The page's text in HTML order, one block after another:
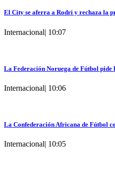
El City se aferra a Rodri y rechaza la
Internacional| 10:07
La Federación Noruega de Fútbol
Internacional| 10:06
La Confederación Africana de Fútbol
Internacional| 10:05